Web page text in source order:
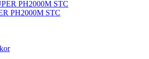
PH2000M STC